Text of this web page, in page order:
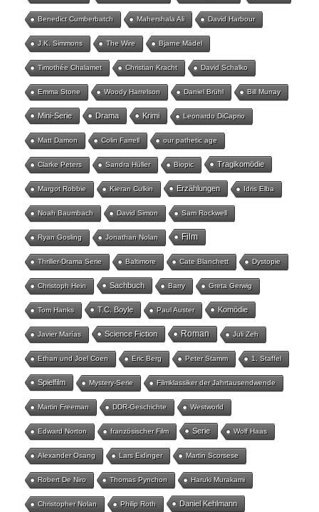
Benedict Cumberbatch Mahershala Ali David Harbour
J.K. Simmons The Wire Bjarne Mädel
Timothée Chalamet Christian Kracht David Schalko
Emma Stone Woody Harrelson Daniel Brühl Bill Murray
Mini-Serie Drama Krimi Leonardo DiCaprio
Matt Damon Colin Farrell our pathetic age
Clarke Peters Sandra Hüller Biopic Tragikomödie
Margot Robbie Kieran Culkin Erzählungen Idris Elba
Noah Baumbach David Simon Sam Rockwell
Ryan Gosling Jonathan Nolan Film
Thriller-Drama Serie Baltimore Cate Blanchett Dystopie
Christoph Hein Sachbuch Barry Greta Gerwig
Tom Hanks T.C. Boyle Paul Auster Komödie
Javier Marías Science Fiction Roman Juli Zeh
Ethan und Joel Coen Eric Berg Peter Stamm 1. Staffel
Spielfilm Mystery-Serie Filmklassiker der Jahrtausendwende
Martin Freeman DDR-Geschichte Westworld
Edward Norton französischer Film Serie Wolf Haas
Alexander Osang Lars Eidinger Martin Scorsese
Robert De Niro Thomas Pynchon Haruki Murakami
Christopher Nolan Philip Roth Daniel Kehlmann